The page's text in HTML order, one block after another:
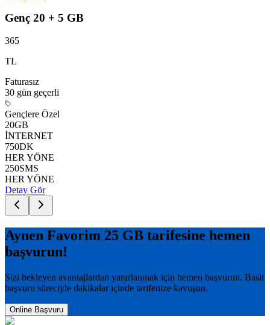
Genç 20 + 5 GB
365
TL
Faturasız
30 gün geçerli
Gençlere Özel
20GB
İNTERNET
750DK
HER YÖNE
250SMS
HER YÖNE
Detay Gör
Aynen Favorim 25 GB tarifesine hemen
başvurun!
Sizi bekleyen avantajlardan yararlanmak için hemen başvurun. Basit
başvuru süreciyle dakikalar içinde tarifenize kavuşun.
Online Başvuru